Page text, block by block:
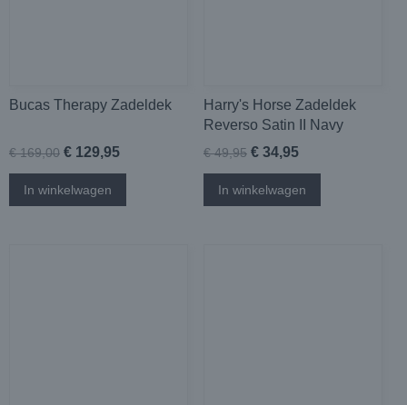
Bucas Therapy Zadeldek
€ 169,00 € 129,95
In winkelwagen
Harry's Horse Zadeldek
Reverso Satin II Navy
€ 49,95 € 34,95
In winkelwagen